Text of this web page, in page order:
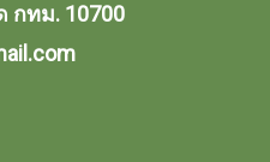
กทม. 10700